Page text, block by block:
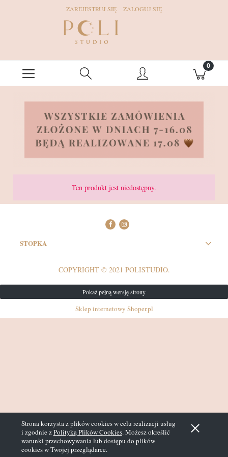
Strona korzysta z plików cookies w celu realizacji usług
i zgodnie zPolityką Plików Cookies. Możesz określić
warunki przechowywania lub dostępu do plików
cookies w Twojej przeglądarce.
ZAREJESTRUJ SIĘ ZALOGUJ SIĘ
Ten produkt jest niedostępny.
STOPKA
COPYRIGHT © 2021 POLISTUDIO.
Pokaż pełną wersję strony
Sklep internetowy Shoper.pl